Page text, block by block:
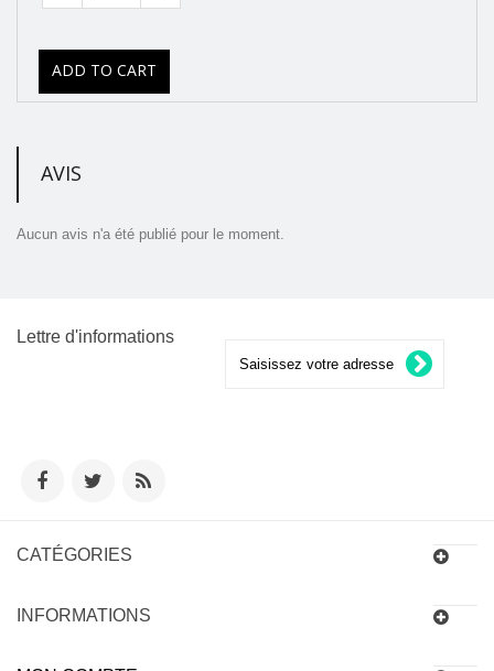
ADD TO CART
AVIS
Aucun avis n'a été publié pour le moment.
Lettre d'informations
CATÉGORIES
INFORMATIONS